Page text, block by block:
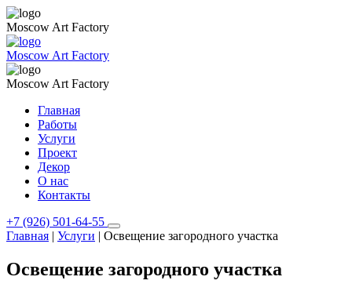
Moscow Art Factory
Moscow Art Factory
Moscow Art Factory
Главная
Работы
Услуги
Проект
Декор
О нас
Контакты
+7 (926) 501-64-55
Главная | Услуги | Освещение загородного участка
Освещение загородного участка